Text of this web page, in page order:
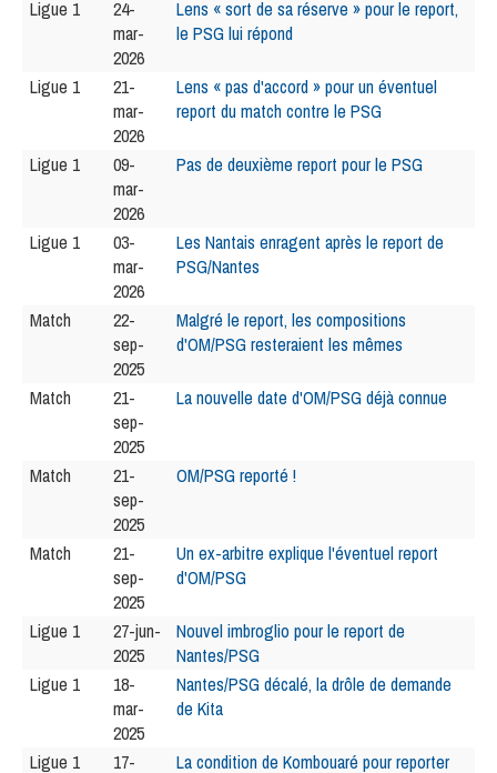
Ligue 1
24-
mar-
2026
Lens « sort de sa réserve » pour le report,
le PSG lui répond
Ligue 1
21-
mar-
2026
Lens « pas d'accord » pour un éventuel
report du match contre le PSG
Ligue 1
09-
mar-
2026
Pas de deuxième report pour le PSG
Ligue 1
03-
mar-
2026
Les Nantais enragent après le report de
PSG/Nantes
Match
22-
sep-
2025
Malgré le report, les compositions
d'OM/PSG resteraient les mêmes
Match
21-
sep-
2025
La nouvelle date d'OM/PSG déjà connue
Match
21-
sep-
2025
OM/PSG reporté !
Match
21-
sep-
2025
Un ex-arbitre explique l'éventuel report
d'OM/PSG
Ligue 1
27-jun-
2025
Nouvel imbroglio pour le report de
Nantes/PSG
Ligue 1
18-
mar-
2025
Nantes/PSG décalé, la drôle de demande
de Kita
Ligue 1
17-
La condition de Kombouaré pour reporter